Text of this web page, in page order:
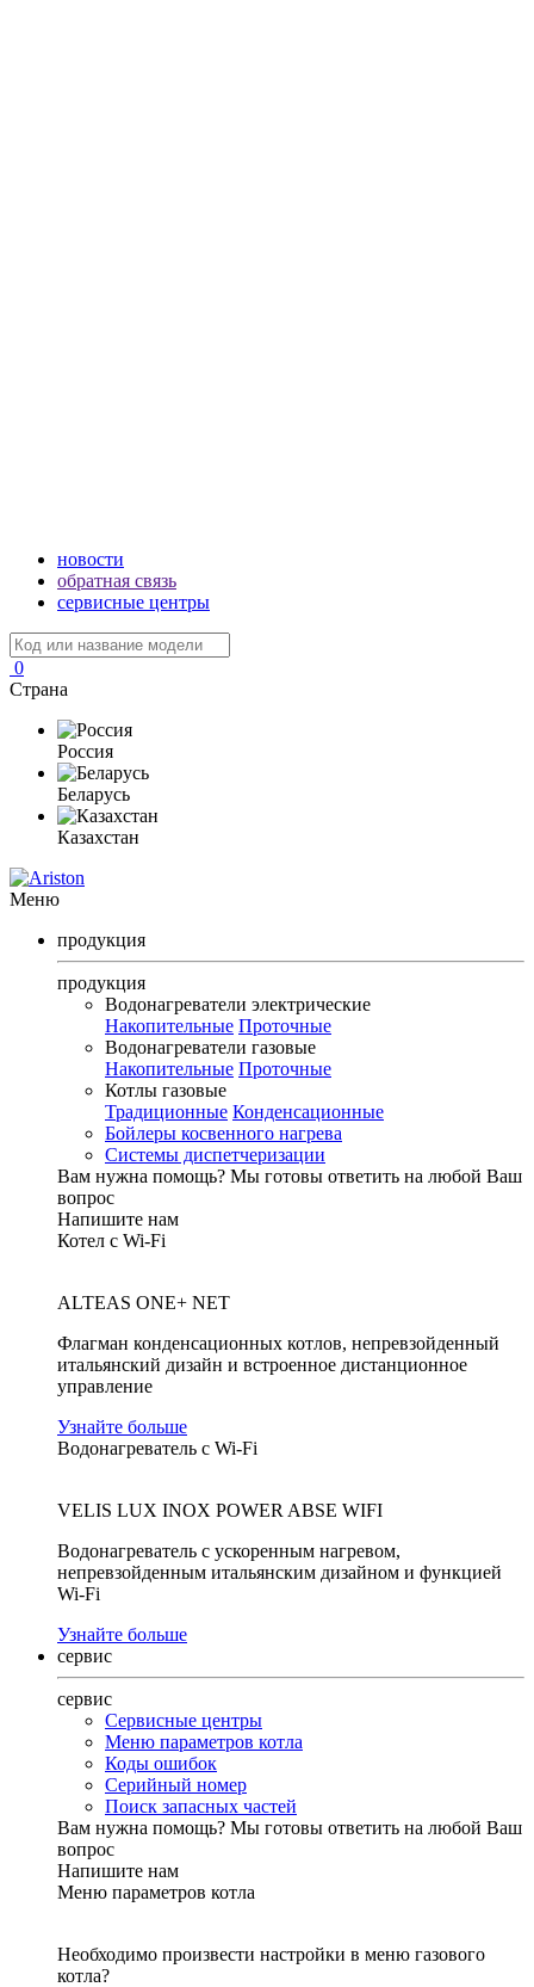
новости
обратная связь
сервисные центры
0
Страна
Россия
Беларусь
Казахстан
Меню
продукция
продукция
Водонагреватели электрические
Накопительные Проточные
Водонагреватели газовые
Накопительные Проточные
Котлы газовые
Традиционные Конденсационные
Бойлеры косвенного нагрева
Системы диспетчеризации
Вам нужна помощь? Мы готовы ответить на любой Ваш
вопрос
Напишите нам
Котел с Wi-Fi
ALTEAS ONE+ NET
Флагман конденсационных котлов, непревзойденный
итальянский дизайн и встроенное дистанционное
управление
Узнайте больше
Водонагреватель с Wi-Fi
VELIS LUX INOX POWER ABSE WIFI
Водонагреватель с ускоренным нагревом,
непревзойденным итальянским дизайном и функцией
Wi-Fi
Узнайте больше
сервис
сервис
Сервисные центры
Меню параметров котла
Коды ошибок
Серийный номер
Поиск запасных частей
Вам нужна помощь? Мы готовы ответить на любой Ваш
вопрос
Напишите нам
Меню параметров котла
Необходимо произвести настройки в меню газового
котла?